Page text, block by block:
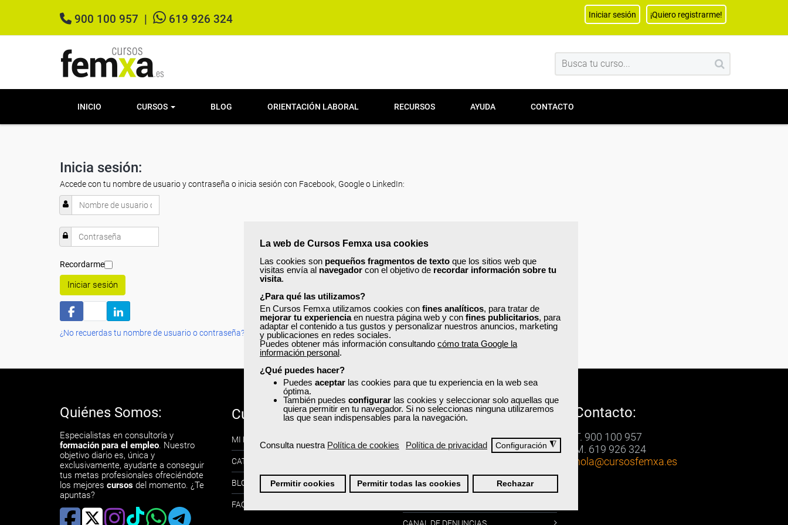
La web de Cursos Femxa usa cookies
Las cookies son pequeños fragmentos de texto que los sitios web que
visitas envía al navegador con el objetivo de recordar información sobre tu
visita.
¿Para qué las utilizamos?
En Cursos Femxa utilizamos cookies con fines analíticos, para tratar de
mejorar tu experienciaen nuestra página web y con fines publicitarios, para
adaptar el contenido a tus gustos y personalizar nuestros anuncios, marketing
y publicaciones en redes sociales.
Puedes obtener más información consultando cómo trata Google la
información personal.
¿Qué puedes hacer?
Puedes aceptar las cookies para que tu experiencia en la web sea
óptima.
También puedes configurar las cookies y seleccionar solo aquellas que
quiera permitir en tu navegador. Si no seleccionas ninguna utilizaremos
las que sean indispensables para la navegación.
Consulta nuestra Política de cookies Política de privacidad Configuración ◮
Permitir cookies Permitir todas las cookies Rechazar
900 100 957 619 926 324 Iniciar sesión ¡Quiero registrarme!
INICIO CURSOS BLOG ORIENTACIÓN LABORAL RECURSOS AYUDA CONTACTO
Inicia sesión:
Accede con tu nombre de usuario y contraseña o inicia sesión con Facebook, Google o LinkedIn:
Recordarme
Iniciar sesión
¿No recuerdas tu nombre de usuario o contraseña?
Quiénes Somos:
Especialistas en consultoría y
formación para el empleo. Nuestro
objetivo diario es, única y
exclusivamente, ayudarte a conseguir
tus metas profesionales ofreciéndote
los mejores cursos del momento. ¿Te
apuntas?
Cursos:
MI PERFIL
CATÁLOGO DE CURSOS
BLOG
FAQ´s -PREGUNTAS FRECUENTES
Información:
CONDICIONES DE COMPRA
POLÍTICA DE PRIVACIDAD
CANAL DE DENUNCIAS
Contacto:
T. 900 100 957
M. 619 926 324
hola@cursosfemxa.es